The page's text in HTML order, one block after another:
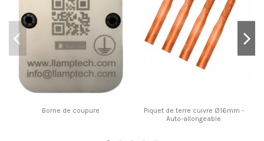
Borne de coupure
Piquet de terre cuivre Ø16mm -
Auto-allongeable